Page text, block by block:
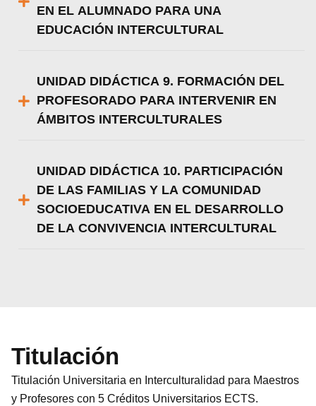
EN EL ALUMNADO PARA UNA
EDUCACIÓN INTERCULTURAL
UNIDAD DIDÁCTICA 9. FORMACIÓN DEL
PROFESORADO PARA INTERVENIR EN
ÁMBITOS INTERCULTURALES
UNIDAD DIDÁCTICA 10. PARTICIPACIÓN
DE LAS FAMILIAS Y LA COMUNIDAD
SOCIOEDUCATIVA EN EL DESARROLLO
DE LA CONVIVENCIA INTERCULTURAL
Titulación
Titulación Universitaria en Interculturalidad para Maestros
y Profesores con 5 Créditos Universitarios ECTS.